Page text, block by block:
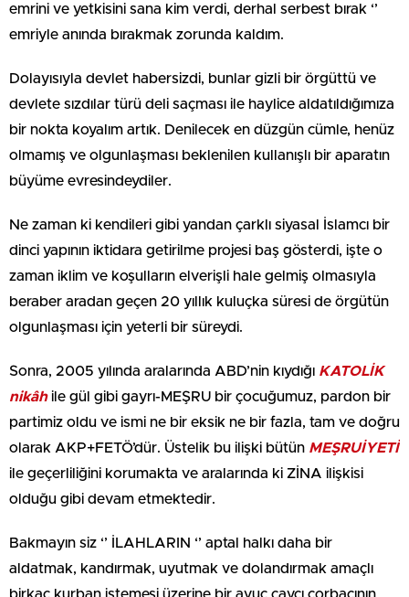
emrini ve yetkisini sana kim verdi, derhal serbest bırak ‘’
emriyle anında bırakmak zorunda kaldım.
Dolayısıyla devlet habersizdi, bunlar gizli bir örgüttü ve
devlete sızdılar türü deli saçması ile haylice aldatıldığımıza
bir nokta koyalım artık. Denilecek en düzgün cümle, henüz
olmamış ve olgunlaşması beklenilen kullanışlı bir aparatın
büyüme evresindeydiler.
Ne zaman ki kendileri gibi yandan çarklı siyasal İslamcı bir
dinci yapının iktidara getirilme projesi baş gösterdi, işte o
zaman iklim ve koşulların elverişli hale gelmiş olmasıyla
beraber aradan geçen 20 yıllık kuluçka süresi de örgütün
olgunlaşması için yeterli bir süreydi.
Sonra, 2005 yılında aralarında ABD’nin kıydığı KATOLİK
nikâhile gül gibi gayrı-MEŞRU bir çocuğumuz, pardon bir
partimiz oldu ve ismi ne bir eksik ne bir fazla, tam ve doğru
olarak AKP+FETÖ’dür. Üstelik bu ilişki bütün MEŞRUİYETİ
ile geçerliliğini korumakta ve aralarında ki ZİNA ilişkisi
olduğu gibi devam etmektedir.
Bakmayın siz ‘’ İLAHLARIN ‘’ aptal halkı daha bir
aldatmak, kandırmak, uyutmak ve dolandırmak amaçlı